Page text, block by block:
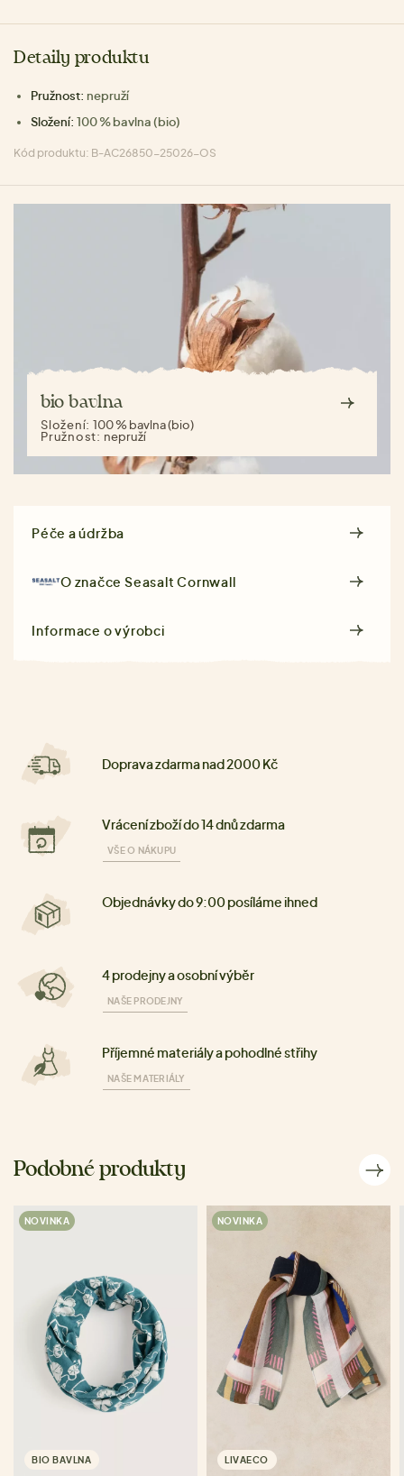
Detaily produktu
Pružnost: nepruží
Složení: 100 % bavlna (bio)
Kód produktu: B-AC26850-25026-OS
bio bavlna
Složení:100 % bavlna (bio)
Pružnost: nepruží
Péče a údržba
O značceSeasalt Cornwall
Informace o výrobci
Doprava zdarma nad 2000 Kč
Vrácení zboží do 14 dnů zdarma
VŠE O NÁKUPU
Objednávky do 9:00 posíláme ihned
4 prodejny a osobní výběr
NAŠE PRODEJNY
Příjemné materiály a pohodlné střihy
NAŠE MATERIÁLY
Podobné produkty
NOVINKA
BIO BAVLNA
NOVINKA
LIVAECO